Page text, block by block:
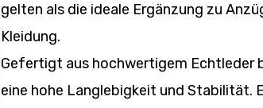
gelten als die ideale Ergänzung zu
Kleidung.
Gefertigt aus hochwertigem Echtleder
eine hohe Langlebigkeit und Stabilität.